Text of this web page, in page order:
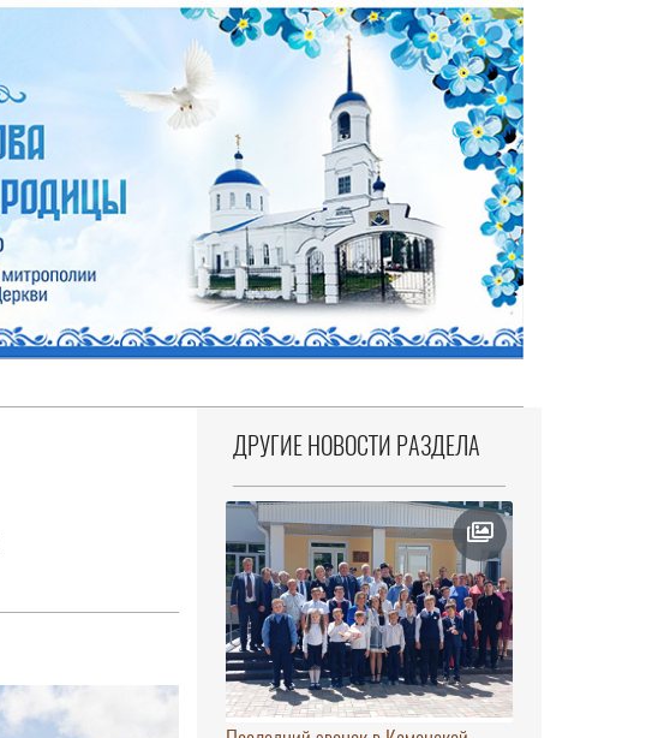
ДРУГИЕ НОВОСТИ РАЗДЕЛА